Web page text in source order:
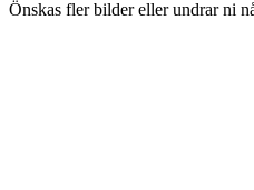
Önskas fler bilder eller undrar ni